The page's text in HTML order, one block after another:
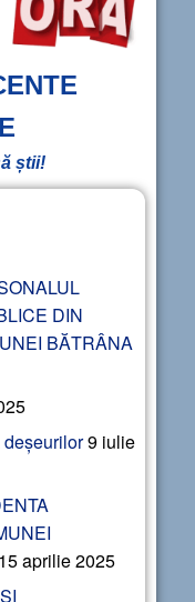
știi!
DIN
BĂTRÂNA
9 iulie
15 aprilie 2025